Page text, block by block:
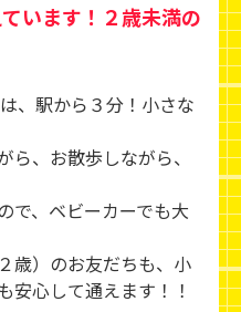
います！２歳未満の
、駅から３分！小さな
、お散歩しながら、
で、ベビーカーでも大
歳）のお友だちも、小
安心して通えます！！